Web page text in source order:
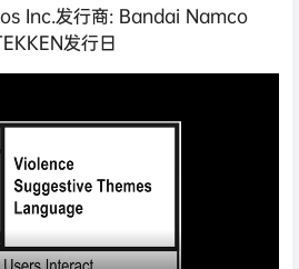
Inc.发行商: Bandai Namco
发行日